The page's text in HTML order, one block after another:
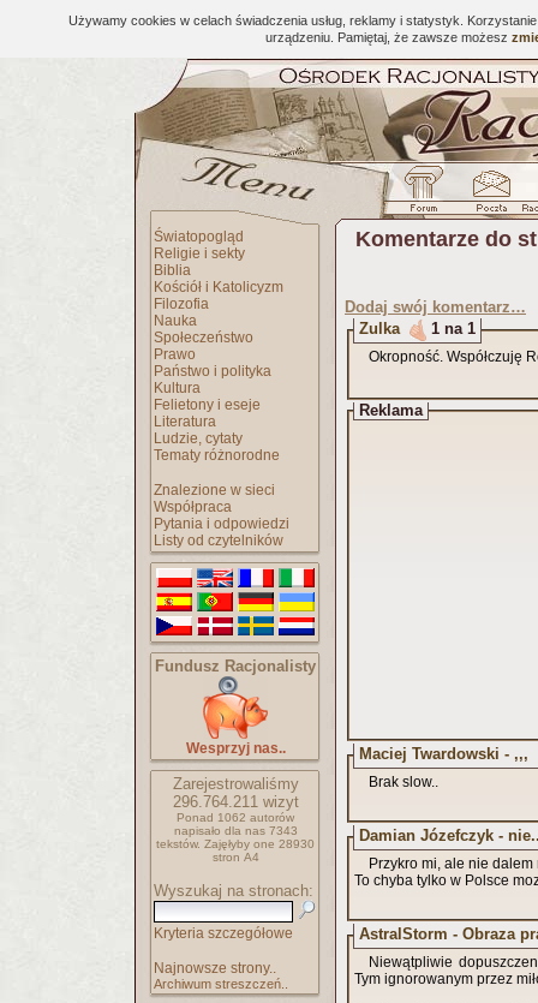
Używamy cookies w celach świadczenia usług, reklamy i statystyk.
urządzeniu. Pamiętaj, że zawsze możesz
Światopogląd
Religie i sekty
Biblia
Kościół i Katolicyzm
Filozofia
Nauka
Społeczeństwo
Prawo
Państwo i polityka
Kultura
Felietony i eseje
Literatura
Ludzie, cytaty
Tematy różnorodne
Znalezione w sieci
Współpraca
Pytania i odpowiedzi
Listy od czytelników
Fundusz Racjonalisty
Wesprzyj nas..
Zarejestrowaliśmy
296.764.211wizyt
Ponad 1062 autorów
napisało dla nas 7343
tekstów. Zajęłyby one 28930
stron A4
Wyszukaj na stronach:
Kryteria szczegółowe
Najnowsze strony..
Archiwum streszczeń..
Komentarze do
Dodaj swój komentarz…
Zulka
1 na 1
Okropność. Współczuję
Reklama
Maciej Twardowski - ,,,
Brak slow..
Damian Józefczyk -
Przykro mi, ale nie
To chyba tylko w Polsce
AstralStorm - Obraza
Niewątpliwie
Tym ignorowanym przez